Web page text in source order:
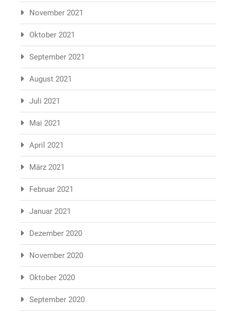
November 2021
Oktober 2021
September 2021
August 2021
Juli 2021
Mai 2021
April 2021
März 2021
Februar 2021
Januar 2021
Dezember 2020
November 2020
Oktober 2020
September 2020